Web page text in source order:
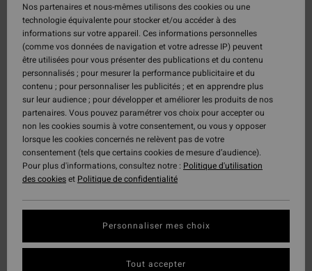
Nos partenaires et nous-mêmes utilisons des cookies ou une
technologie équivalente pour stocker et/ou accéder à des
informations sur votre appareil. Ces informations personnelles
(comme vos données de navigation et votre adresse IP) peuvent
être utilisées pour vous présenter des publications et du contenu
personnalisés ; pour mesurer la performance publicitaire et du
contenu ; pour personnaliser les publicités ; et en apprendre plus
sur leur audience ; pour développer et améliorer les produits de nos
partenaires. Vous pouvez paramétrer vos choix pour accepter ou
non les cookies soumis à votre consentement, ou vous y opposer
lorsque les cookies concernés ne relèvent pas de votre
consentement (tels que certains cookies de mesure d’audience).
Pour plus d'informations, consultez notre : Politique d'utilisation
des cookieset Politique de confidentialité
Personnaliser mes choix
Tout accepter